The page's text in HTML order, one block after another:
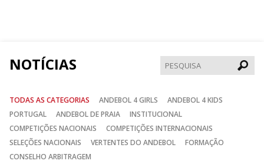
NOTÍCIAS
TODAS AS CATEGORIAS ANDEBOL 4 GIRLS
ANDEBOL 4 KIDS
PORTUGAL
ANDEBOL DE PRAIA
INSTITUCIONAL
COMPETIÇÕES NACIONAIS
COMPETIÇÕES INTERNACIONAIS
SELEÇÕES NACIONAIS
VERTENTES DO ANDEBOL
FORMAÇÃO
CONSELHO ARBITRAGEM